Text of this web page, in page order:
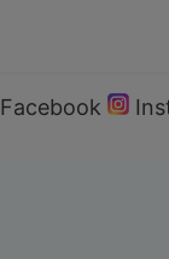
Facebook